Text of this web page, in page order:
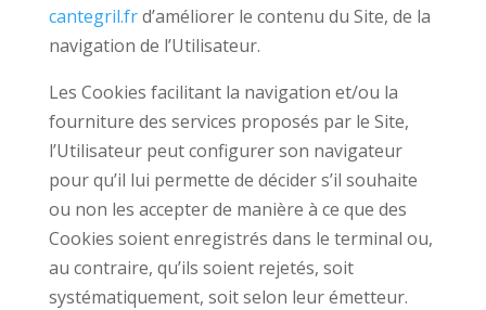
cantegril.frd’améliorer le contenu du Site, de la
navigation de l’Utilisateur.
Les Cookies facilitant la navigation et/ou la
fourniture des services proposés par le Site,
l’Utilisateur peut configurer son navigateur
pour qu’il lui permette de décider s’il souhaite
ou non les accepter de manière à ce que des
Cookies soient enregistrés dans le terminal ou,
au contraire, qu’ils soient rejetés, soit
systématiquement, soit selon leur émetteur.